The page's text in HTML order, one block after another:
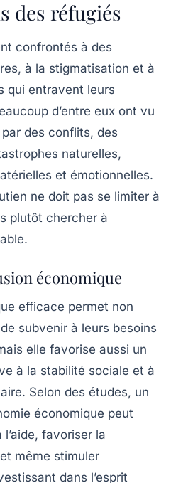
des réfugiés
confrontés à des
à la stigmatisation et à
qui entravent leurs
d’entre eux ont vu
des conflits, des
naturelles,
et émotionnelles.
ne doit pas se limiter à
plutôt chercher à
économique
efficace permet non
subvenir à leurs besoins
elle favorise aussi un
à la stabilité sociale et à
Selon des études, un
économique peut
favoriser la
même stimuler
dans l’esprit